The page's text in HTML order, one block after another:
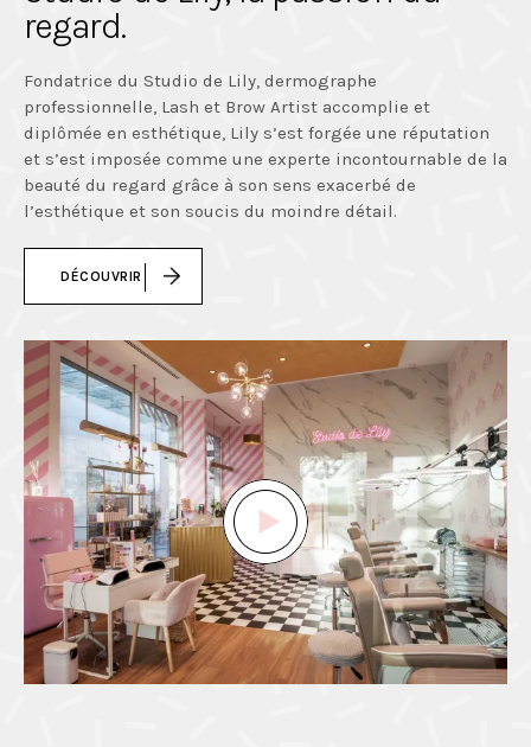
regard.
Fondatrice du Studio de Lily, dermographe
professionnelle, Lash et Brow Artist accomplie et
diplômée en esthétique, Lily s’est forgée une réputation
et s’est imposée comme une experte incontournable de la
beauté du regard grâce à son sens exacerbé de
l’esthétique et son soucis du moindre détail.
DÉCOUVRIR